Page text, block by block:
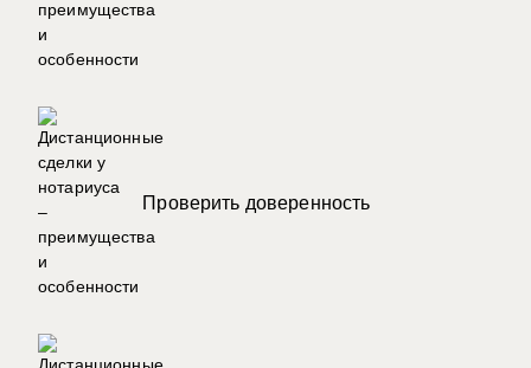
Проверить доверенность